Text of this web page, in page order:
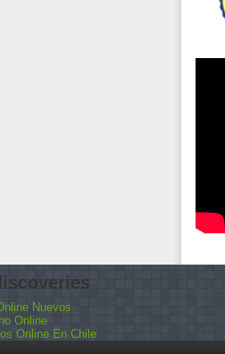
Nuevos
Online
Online En Chile